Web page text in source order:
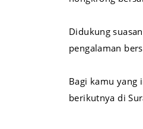
Didukung
pengalaman
Bagi kamu yang
berikutnya di